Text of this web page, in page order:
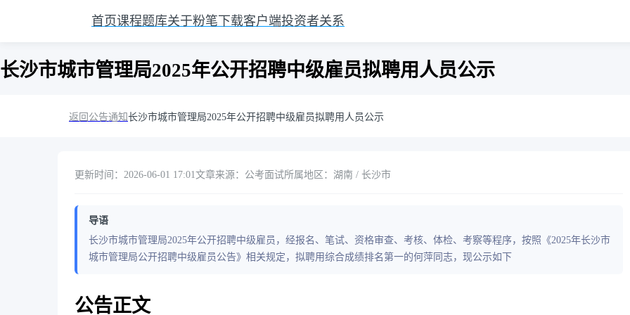
首页课程题库关于粉笔 下载客户端投资者关系
长沙市城市管理局2025年公开招聘中级雇员拟聘用人员公示
返回公告通知长沙市城市管理局2025年公开招聘中级雇员拟聘用人员公示
更新时间：2026-06-01 17:01文章来源：公考面试所属地区：湖南 / 长沙市
导语
长沙市城市管理局2025年公开招聘中级雇员，经报名、笔试、资格审查、考核、体检、考察等程序，按照《2025年长沙市
城市管理局公开招聘中级雇员公告》相关规定，拟聘用综合成绩排名第一的何萍同志，现公示如下
公告正文